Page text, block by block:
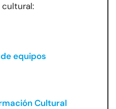
equipos
Cultural